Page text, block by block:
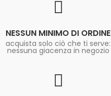
NESSUN MINIMO DI ORDINE
acquista solo ciò che ti serve:
nessuna giacenza in negozio